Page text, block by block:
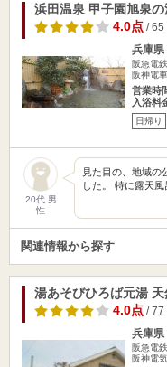
浜田温泉 甲子園旭泉の
4.0点/ 65
兵庫県
阪急電
阪神電
営業時
入浴料
日帰り
20代 男
性
見た目の、地域の
した。 特に露天
関連情報から探す
湯あそびひろば元湯 天
4.0点/ 77
兵庫県
阪急電
阪神電